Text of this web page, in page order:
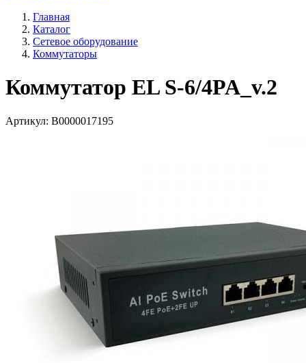
Главная
Каталог
Сетевое оборудование
Коммутаторы
Коммутатор EL S-6/4PA_v.2
Артикул: В0000017195